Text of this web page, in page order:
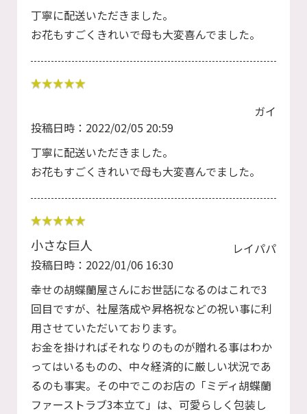
丁寧に配送いただきました。
お花もすごくきれいで母も大変喜んでました。
ガイ
投稿日時：2022/02/05 20:59
丁寧に配送いただきました。
お花もすごくきれいで母も大変喜んでました。
小さな巨人
レイパパ
投稿日時：2022/01/06 16:30
幸せの胡蝶蘭屋さんにお世話になるのはこれで3
回目ですが、社屋落成や昇格祝などの祝い事に利
用させていただいております。
お金を掛ければそれなりのものが贈れる事はわか
ってはいるものの、中々経済的に厳しい状況であ
るのも事実。その中でこのお店の「ミディ胡蝶蘭
ファーストラブ3本立て」は、可愛らしく包装し